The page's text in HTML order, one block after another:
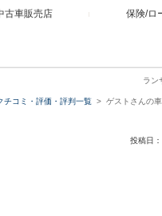
古車販売店 保険/ロ
ラン
チコミ・評価・評判一覧 ゲストさんの
投稿日：